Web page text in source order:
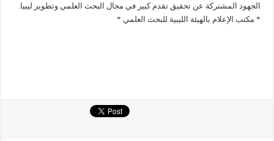
الجهود المشتركة عن تحقيق تقدم كبير في مجال البحث العلمي وتطوير ليبيا.
* مكتب الإعلام بالهيئة الليبية للبحث العلمي *